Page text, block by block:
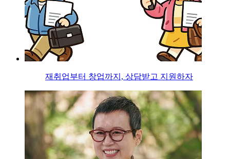
재취업부터 창업까지, 상담받고 지원하자